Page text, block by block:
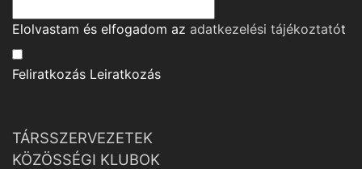
Elolvastam és elfogadom az adatkezelési tájékoztatót
Feliratkozás Leiratkozás
TÁRSSZERVEZETEK
KÖZÖSSÉGI KLUBOK